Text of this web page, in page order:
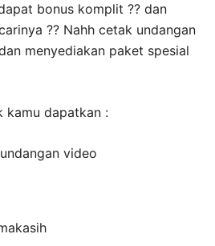
bonus komplit ?? dan
?? Nahh cetak undangan
menyediakan paket spesial
kamu dapatkan :
video